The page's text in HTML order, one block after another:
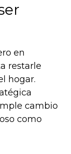
en
restarle
hogar.
cambio
como